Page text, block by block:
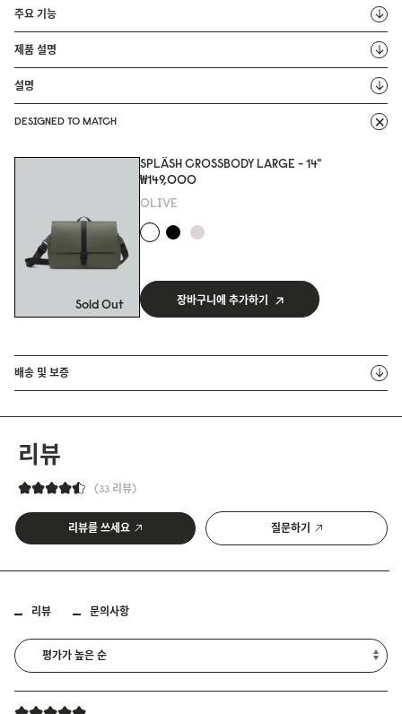
주요 기능
제품 설명
설명
DESIGNED TO MATCH
Sold Out
SPLÄSH CROSSBODY LARGE - 14"
₩149,000
OLIVE
장바구니에 추가하기
배송 및 보증
리뷰
33 리뷰
리뷰를 쓰세요 질문하기
리뷰 문의사항